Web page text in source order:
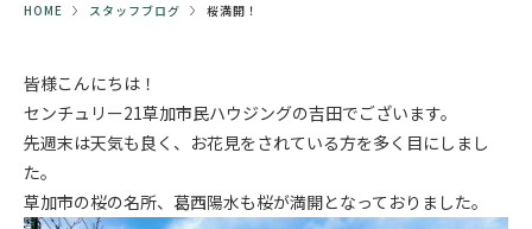
HOME スタッフブログ 桜満開！
皆様こんにちは！
センチュリー21草加市民ハウジングの吉田でございます。
先週末は天気も良く、お花見をされている方を多く目にしまし
た。
草加市の桜の名所、葛西陽水も桜が満開となっておりました。